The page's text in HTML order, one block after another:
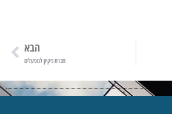
הבא
חברת ניקיון למפעלים